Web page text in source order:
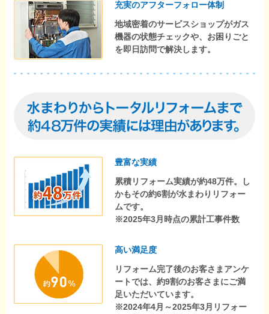
充実のアフターフォロー体制
地域密着のサービスショップがガス
機器の状態チェックや、お困りごと
を即日訪問で解決します。
豊富な実績
累積リフォーム実績が約48万件。し
かもその約6割が水まわりリフォー
ムです。
※2025年3月時点の累計工事件数
高い満足度
リフォーム完了後のお客さまアンケ
ートでは、約9割のお客さまにご満
足いただいています。
※2024年4月～2025年3月リフォー